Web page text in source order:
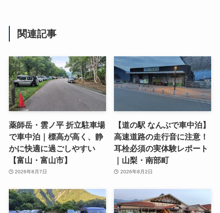
関連記事
薬師岳・雲ノ平 折立駐車場
で車中泊｜標高が高く、静
かに快適に過ごしやすい
【富山・富山市】
2026年8月7日
【道の駅 なんぶで車中泊】
高速道路の走行音に注意！
耳栓必須の実体験レポート
｜山梨・南部町
2026年8月2日